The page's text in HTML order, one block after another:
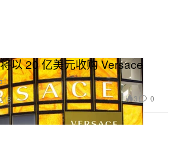
以 20 亿美元收购 Versace
3 0